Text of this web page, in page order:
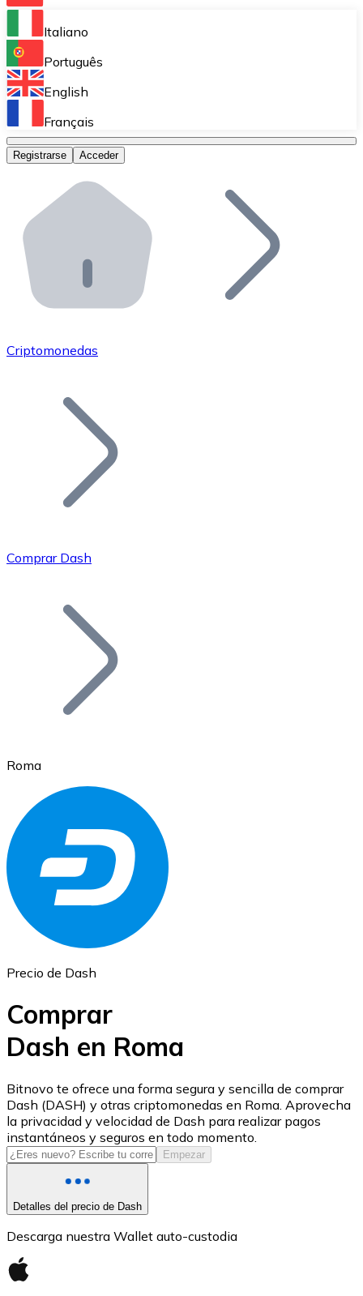
Bitnovo Ramp
Integra nuestra solución en tu plataforma.
Bitnovo Giftcards
Bitnovo OTC
Bitnovo ATM
Integra un ATM Bitnovo en tu negocio y permite que
Bitnovo API
Integra nuestra API en tu ecosistema.
Únete a nuestra red de distribuidores.
Añade tu proyecto a nuestro ecosistema.
Bitcoin
Ethereum
ETH
USD Coin
USDC
Italiano
Português
English
Français
Registrarse Acceder
Criptomonedas
Comprar Dash
Roma
Precio de Dash
Comprar
Dash en Roma
Bitnovo te ofrece una forma segura y sencilla de comprar
Dash (DASH) y otras criptomonedas en Roma. Aprovecha
la privacidad y velocidad de Dash para realizar pagos
instantáneos y seguros en todo momento.
Empezar
Detalles del precio de Dash
Descarga nuestra Wallet auto-custodia